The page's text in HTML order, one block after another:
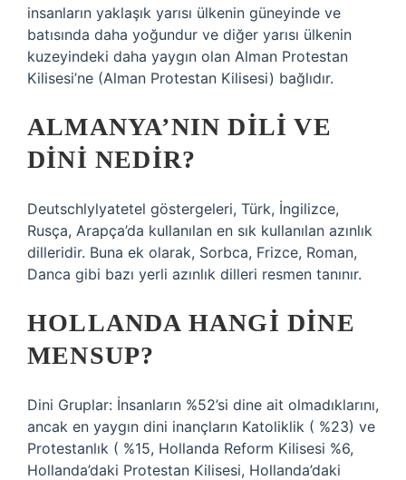
insanların yaklaşık yarısı ülkenin güneyinde ve
batısında daha yoğundur ve diğer yarısı ülkenin
kuzeyindeki daha yaygın olan Alman Protestan
Kilisesi’ne (Alman Protestan Kilisesi) bağlıdır.
ALMANYA’NIN DILI VE
DINI NEDIR?
Deutschlylyatetel göstergeleri, Türk, İngilizce,
Rusça, Arapça’da kullanılan en sık kullanılan azınlık
dilleridir. Buna ek olarak, Sorbca, Frizce, Roman,
Danca gibi bazı yerli azınlık dilleri resmen tanınır.
HOLLANDA HANGI DINE
MENSUP?
Dini Gruplar: İnsanların %52’si dine ait olmadıklarını,
ancak en yaygın dini inançların Katoliklik ( %23) ve
Protestanlık ( %15, Hollanda Reform Kilisesi %6,
Hollanda’daki Protestan Kilisesi, Hollanda’daki